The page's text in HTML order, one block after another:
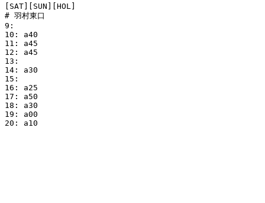
[SAT][SUN][HOL]
# 羽村東口
9:
10: a40
11: a45
12: a45
13:
14: a30
15:
16: a25
17: a50
18: a30
19: a00
20: a10